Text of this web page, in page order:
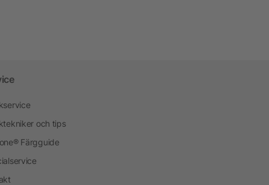
och tips
Färgguide